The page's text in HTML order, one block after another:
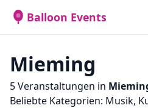
Balloon Events
Mieming
5 Veranstaltungen in
Beliebte Kategorien: Musik,